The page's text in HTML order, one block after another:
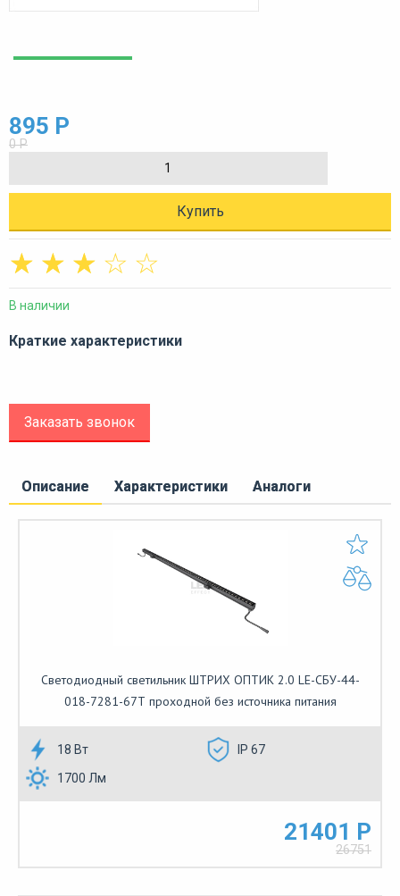
895 Р
0 Р
Купить
☆
☆
☆
☆
☆
В наличии
Краткие характеристики
Заказать звонок
Описание Характеристики Аналоги
Светодиодный светильник ШТРИХ ОПТИК 2.0 LE-СБУ-44-
018-7281-67Т проходной без источника питания
18 Вт
IP 67
1700 Лм
21401 Р
26751